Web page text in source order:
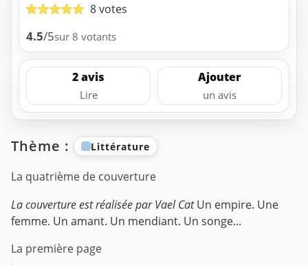
8 votes
4.5/5sur 8 votants
2 avis
Lire
Ajouter
un avis
Thème : Littérature
La quatrième de couverture
La couverture est réalisée par Vael CatUn empire. Une
femme. Un amant. Un mendiant. Un songe...
La première page